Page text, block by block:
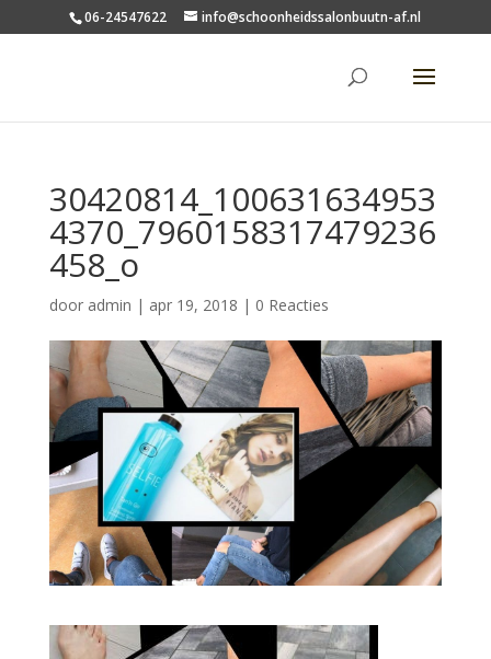
06-24547622 info@schoonheidssalonbuutn-af.nl
30420814_100631634953
4370_7960158317479236
458_o
door admin | apr 19, 2018 | 0 Reacties